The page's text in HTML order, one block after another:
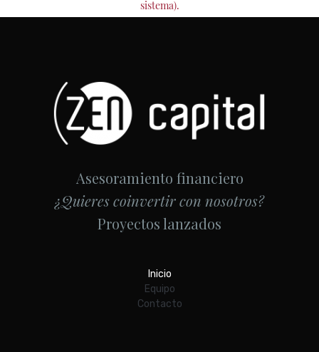
sistema).
Asesoramiento financiero
¿Quieres coinvertir con nosotros?
Proyectos lanzados
Inicio
Equipo
Contacto